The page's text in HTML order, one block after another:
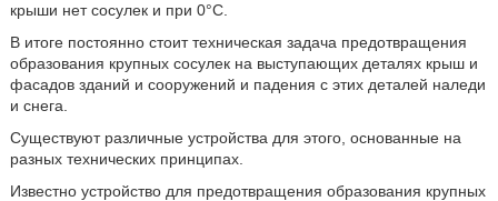
крыши нет сосулек и при 0°С.
В итоге постоянно стоит техническая задача предотвращения
образования крупных сосулек на выступающих деталях крыш и
фасадов зданий и сооружений и падения с этих деталей наледи
и снега.
Существуют различные устройства для этого, основанные на
разных технических принципах.
Известно устройство для предотвращения образования крупных